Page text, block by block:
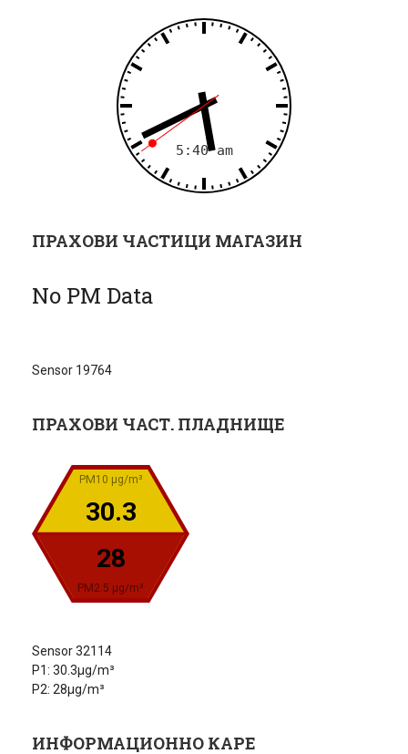
ПРАХОВИ ЧАСТИЦИ МАГАЗИН
No PM Data
Sensor 19764
ПРАХОВИ ЧАСТ. ПЛАДНИЩЕ
PM10 µg/m³
PM2.5 µg/m³
30.3
28
Sensor 32114
P1: 30.3µg/m³
P2: 28µg/m³
ИНФОРМАЦИОННО КАРЕ